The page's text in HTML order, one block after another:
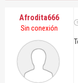
Afrodita666
Sin conexión